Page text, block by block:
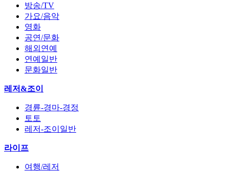
방송/TV
가요/음악
영화
공연/문화
해외연예
연예일반
문화일반
레저&조이
경륜-경마-경정
토토
레저-조이일반
라이프
여행/레저